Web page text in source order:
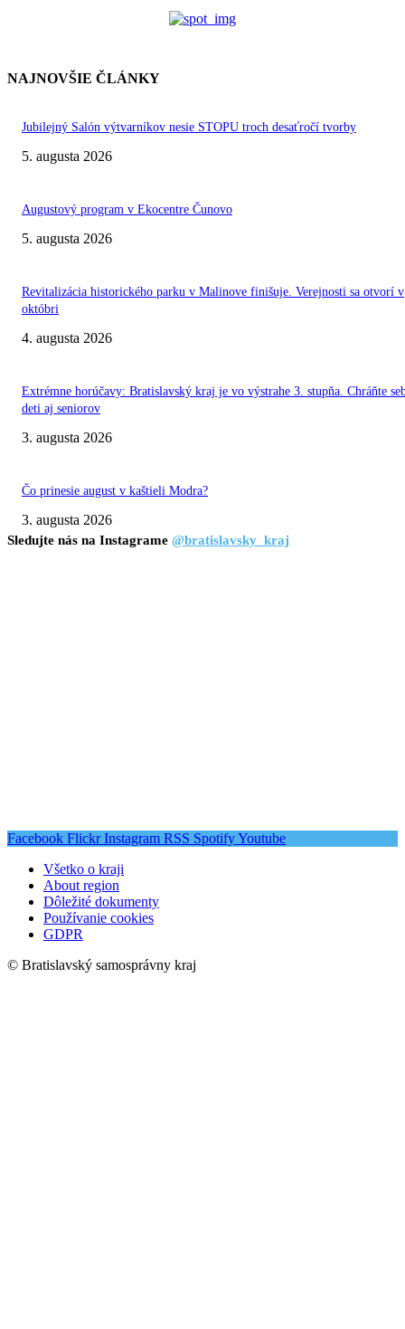
NAJNOVŠIE ČLÁNKY
Jubilejný Salón výtvarníkov nesie STOPU troch desaťročí tvorby
5. augusta 2026
Augustový program v Ekocentre Čunovo
5. augusta 2026
Revitalizácia historického parku v Malinove finišuje. Verejnosti sa otvorí v
októbri
4. augusta 2026
Extrémne horúčavy: Bratislavský kraj je vo výstrahe 3. stupňa. Chráňte
deti aj seniorov
3. augusta 2026
Čo prinesie august v kaštieli Modra?
3. augusta 2026
Sledujte nás na Instagrame @bratislavsky_kraj
Facebook Flickr Instagram RSS SpotifyYoutube
Všetko o kraji
About region
Dôležité dokumenty
Používanie cookies
GDPR
© Bratislavský samosprávny kraj